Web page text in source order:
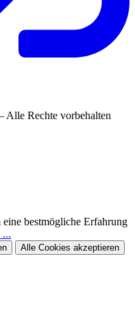
Alle Rechte vorbehalten
bestmögliche Erfahrung
...
Alle Cookies akzeptieren